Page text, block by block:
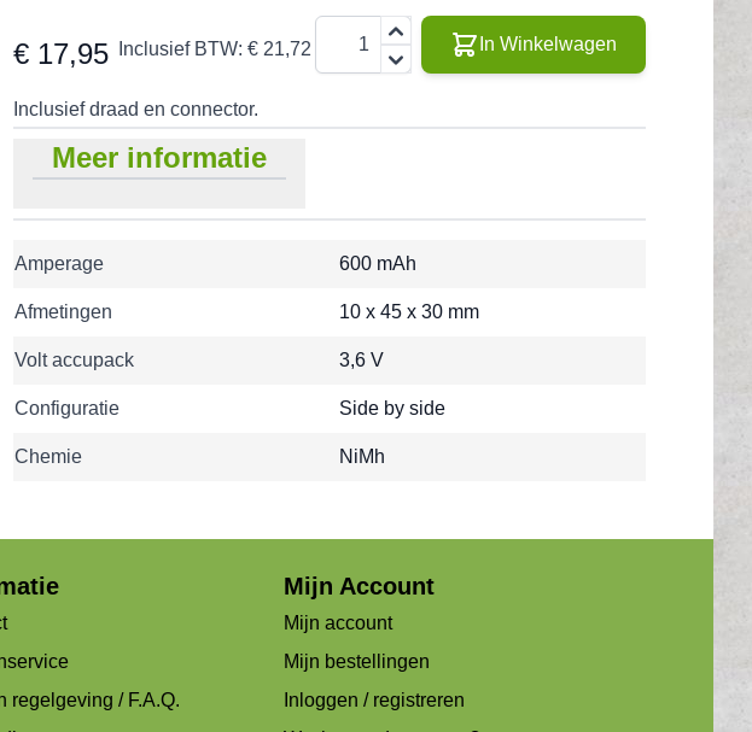
€ 17,95 Inclusief BTW: € 21,72 In Winkelwagen
Inclusief draad en connector.
Meer informatie
Amperage 600 mAh
Afmetingen 10 x 45 x 30 mm
Volt accupack 3,6 V
Configuratie Side by side
Chemie NiMh
regelgeving / F.A.Q.
Mijn Account
Mijn account
Mijn bestellingen
Inloggen / registreren